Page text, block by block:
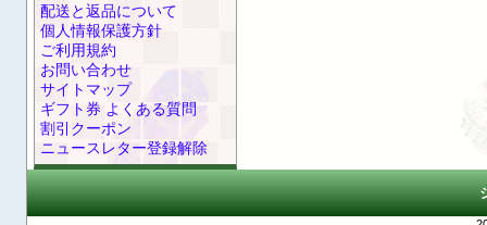
配送と返品について
個人情報保護方針
ご利用規約
お問い合わせ
サイトマップ
ギフト券 よくある質問
割引クーポン
ニュースレター登録解除